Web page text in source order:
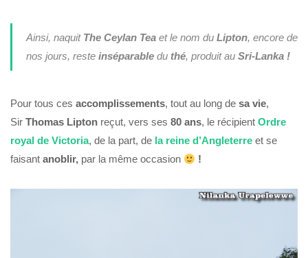
Ainsi, naquit The Ceylan Teaet le nom du Lipton, encore de
nos jours, reste inséparabledu thé, produit au Sri-Lanka !
Pour tous ces accomplissements, tout au long de sa vie,
Sir Thomas Lipton reçut, vers ses 80 ans, le récipient Ordre
royal de Victoria, de la part, de la reine d’Angleterre et se
faisant anoblir, par la même occasion !